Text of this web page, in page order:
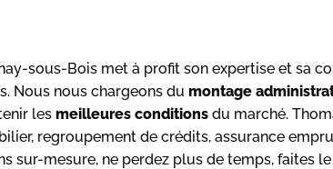
sous-Bois met à profit son expertise et sa
Nous nous chargeons du montage
les meilleures conditions du marché.
regroupement de crédits, assurance
sur-mesure, ne perdez plus de temps, faites